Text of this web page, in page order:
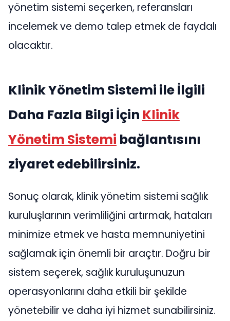
yönetim sistemi seçerken, referansları
incelemek ve demo talep etmek de faydalı
olacaktır.
Klinik Yönetim Sistemi ile İlgili
Daha Fazla Bilgi İçin Klinik
Yönetim Sistemi bağlantısını
ziyaret edebilirsiniz.
Sonuç olarak, klinik yönetim sistemi sağlık
kuruluşlarının verimliliğini artırmak, hataları
minimize etmek ve hasta memnuniyetini
sağlamak için önemli bir araçtır. Doğru bir
sistem seçerek, sağlık kuruluşunuzun
operasyonlarını daha etkili bir şekilde
yönetebilir ve daha iyi hizmet sunabilirsiniz.